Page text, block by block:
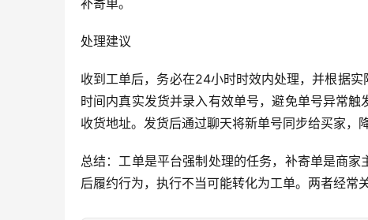
补寄单。
处理建议
收到工单后，务必在24小时时效内处理，并根据
时间内真实发货并录入有效单号，避免单号异常
收货地址。发货后通过聊天将新单号同步给买家，
总结：工单是平台强制处理的任务，补寄单是商
后履约行为，执行不当可能转化为工单。两者经常